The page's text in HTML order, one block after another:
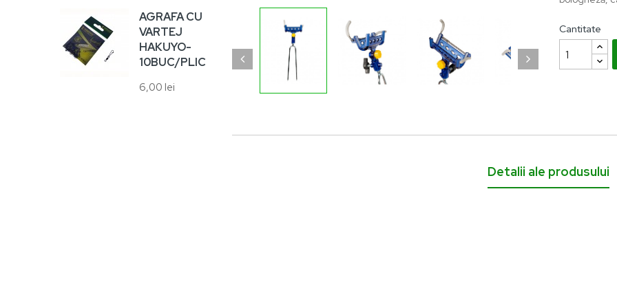
AGRAFA CU
VARTEJ
HAKUYO-
10BUC/PLIC
6,00 lei
8,00 lei
Cantitate
Detalii ale produsului